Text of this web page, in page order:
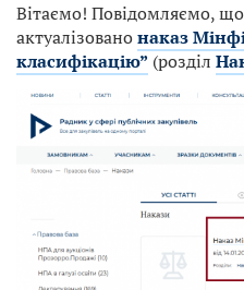
Вітаємо! Повідомляємо, що
актуалізованонаказ
класифікацію” (розділ